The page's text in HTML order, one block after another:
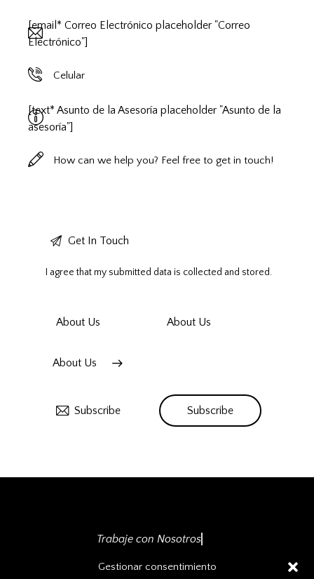
Gestionar consentimiento
[email* Correo Electrónico placeholder "Correo
Electrónico"]
[text* Asunto de la Asesoría placeholder "Asunto de la
asesoría"]
I agree that my submitted data is collected and stored.
About Us About Us
About Us
Subscribe Subscribe
Trabaje con Nosotros